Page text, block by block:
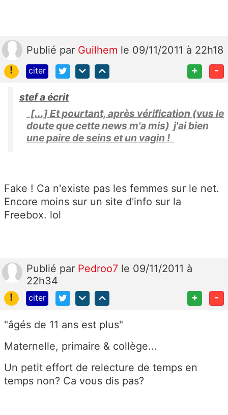
Publié par Guilhem le 09/11/2011 à 22h18
!
citer + -
stef a écrit
[...] Et pourtant, après vérification (vus le
doute que cette news m'a mis) j'ai bien
une paire de seins et un vagin !
Fake ! Ca n'existe pas les femmes sur le net.
Encore moins sur un site d'info sur la
Freebox. lol
Publié par Pedroo7 le 09/11/2011 à
22h34
!
citer + -
"âgés de 11 ans est plus"
Maternelle, primaire & collège...
Un petit effort de relecture de temps en
temps non? Ca vous dis pas?